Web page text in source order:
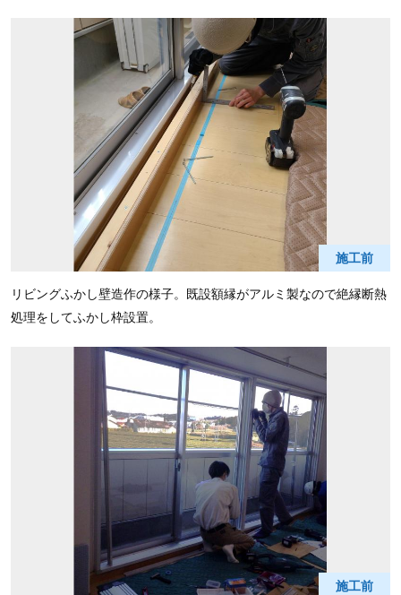
施工前
リビングふかし壁造作の様子。既設額縁がアルミ製なので絶縁断熱
処理をしてふかし枠設置。
施工前